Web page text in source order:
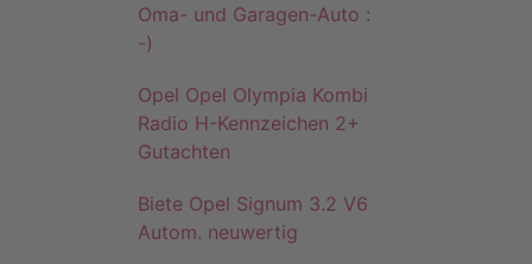
Oma- und Garagen-Auto :
-)
Opel Opel Olympia Kombi
Radio H-Kennzeichen 2+
Gutachten
Biete Opel Signum 3.2 V6
Autom. neuwertig